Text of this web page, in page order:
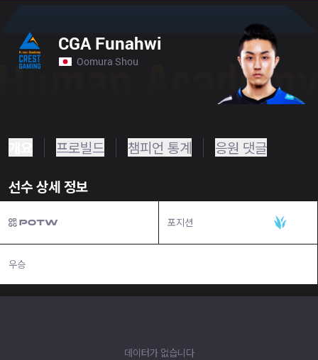
CGA Funahwi
Oomura Shou
프로빌드 챔피언 통계 응원 댓글
선수 상세 정보
포지션
우승
데이터가 없습니다